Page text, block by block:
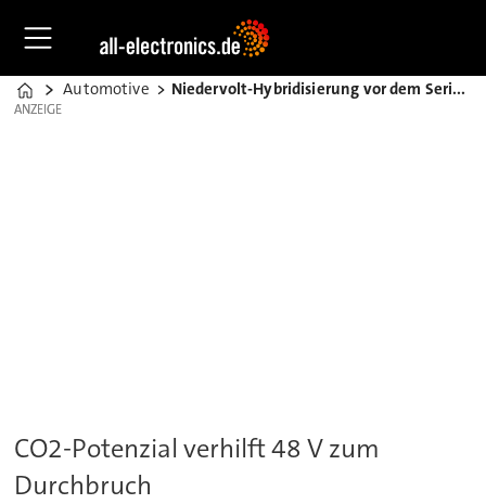
Home
Automotive Niedervolt-Hybridisierung vor dem Serieneinsatz
ANZEIGE
ANZEIGE
CO2-Potenzial verhilft 48 V zum
Durchbruch